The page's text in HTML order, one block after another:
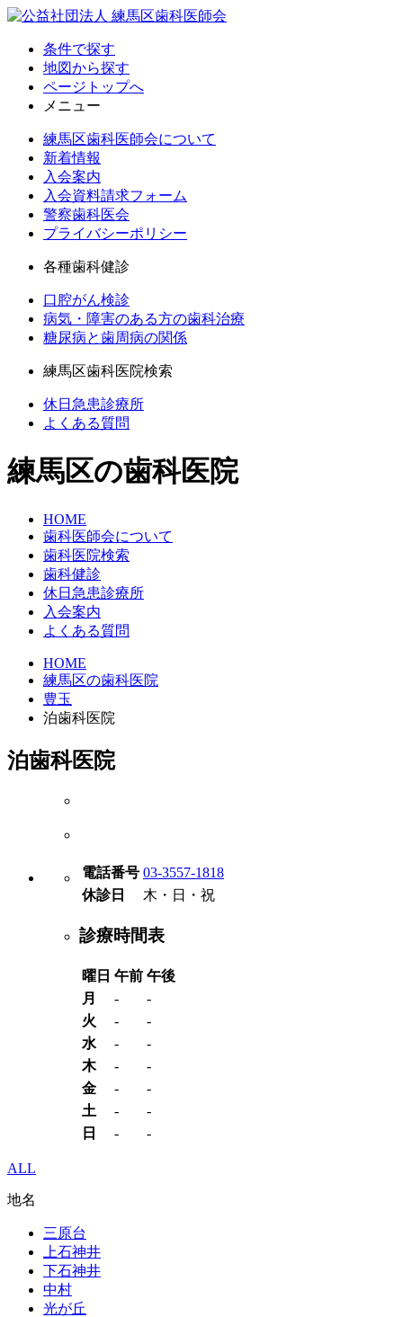
条件で探す
地図から探す
ページトップへ
メニュー
練馬区歯科医師会について
新着情報
入会案内
入会資料請求フォーム
警察歯科医会
プライバシーポリシー
各種歯科健診
口腔がん検診
病気・障害のある方の歯科治療
糖尿病と歯周病の関係
練馬区歯科医院検索
休日急患診療所
よくある質問
練馬区の歯科医院
HOME
歯科医師会について
歯科医院検索
歯科健診
休日急患診療所
入会案内
よくある質問
HOME
練馬区の歯科医院
豊玉
泊歯科医院
泊歯科医院
電話番号 03-3557-1818
休診日
木・日・祝
診療時間表
曜日 午前 午後
月
-
-
火
-
-
水
-
-
木
-
-
金
-
-
土
-
-
日
- -
ALL
地名
三原台
上石神井
下石神井
中村
光が丘